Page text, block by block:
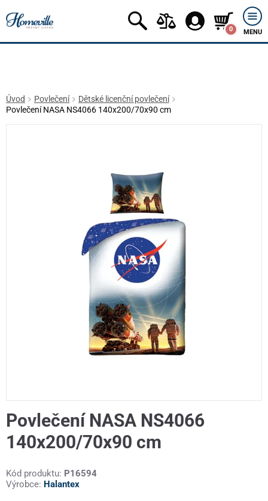
0 MENU
Úvod Povlečení
Dětské licenční povlečení
Povlečení NASA NS4066 140x200/70x90 cm
Povlečení NASA NS4066
140x200/70x90 cm
Kód produktu: P16594
Výrobce: Halantex